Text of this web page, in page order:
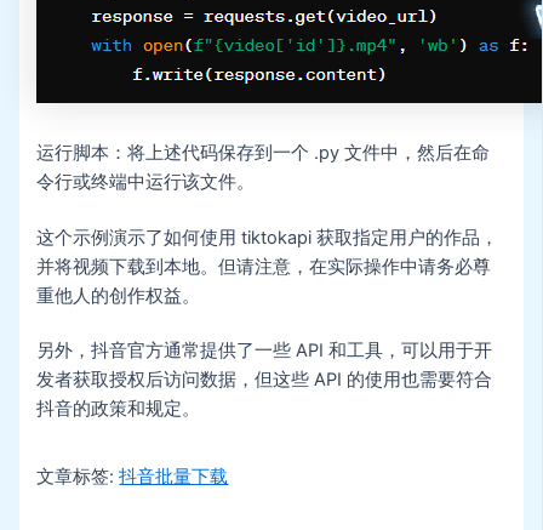
运行脚本：将上述代码保存到一个 .py 文件中，然后在命
令行或终端中运行该文件。
这个示例演示了如何使用 tiktokapi 获取指定用户的作品，
并将视频下载到本地。但请注意，在实际操作中请务必尊
重他人的创作权益。
另外，抖音官方通常提供了一些 API 和工具，可以用于开
发者获取授权后访问数据，但这些 API 的使用也需要符合
抖音的政策和规定。
文章标签:抖音批量下载